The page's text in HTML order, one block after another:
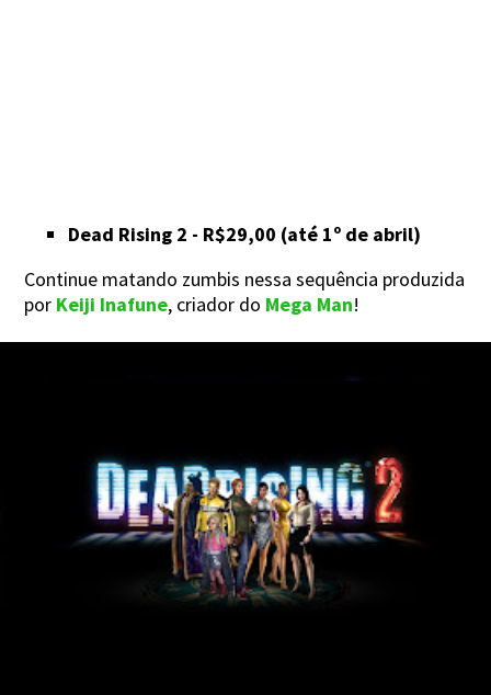
Dead Rising 2 - R$29,00 (até 1º de abril)
Continue matando zumbis nessa sequência produzida
por Keiji Inafune, criador do Mega Man!